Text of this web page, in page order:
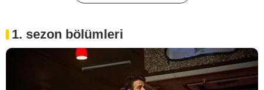
1. sezon bölümleri